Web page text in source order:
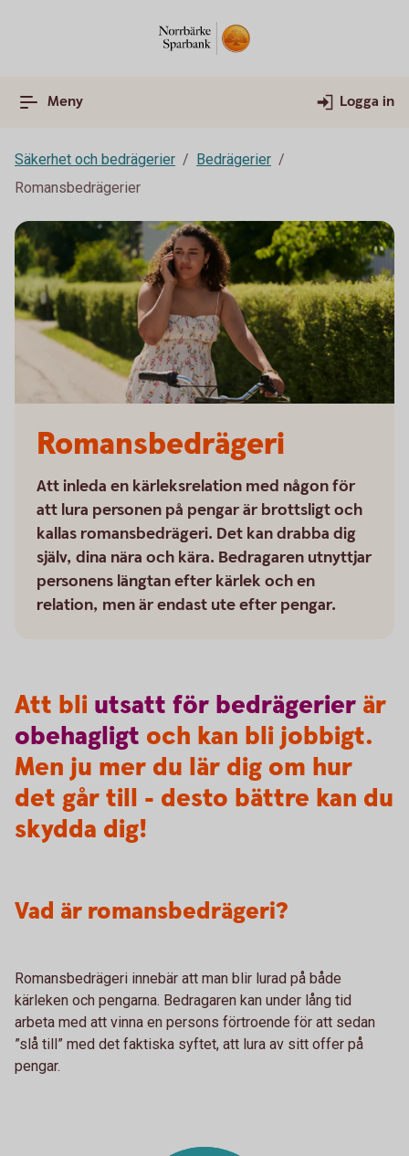
Meny Logga in
Säkerhet och bedrägerier
Bedrägerier
Romansbedrägerier
Romansbedrägeri
Att inleda en kärleksrelation med någon för
att lura personen på pengar är brottsligt och
kallas romansbedrägeri. Det kan drabba dig
själv, dina nära och kära. Bedragaren utnyttjar
personens längtan efter kärlek och en
relation, men är endast ute efter pengar.
Att bli utsatt för bedrägerier är
obehagligt och kan bli jobbigt.
Men ju mer du lär dig om hur
det går till - desto bättre kan du
skydda dig!
Vad är romansbedrägeri?
Romansbedrägeri innebär att man blir lurad på både
kärleken och pengarna. Bedragaren kan under lång tid
arbeta med att vinna en persons förtroende för att sedan
”slå till” med det faktiska syftet, att lura av sitt offer på
pengar.